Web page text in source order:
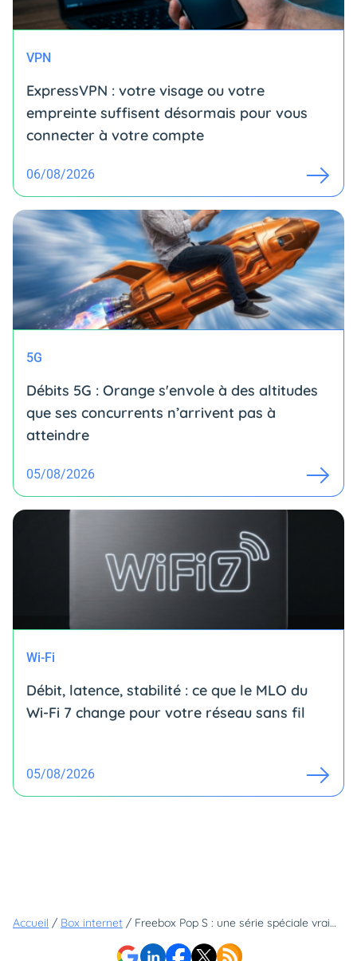
VPN
ExpressVPN : votre visage ou votre
empreinte suffisent désormais pour vous
connecter à votre compte
06/08/2026
5G
Débits 5G : Orange s'envole à des altitudes
que ses concurrents n’arrivent pas à
atteindre
05/08/2026
Wi-Fi
Débit, latence, stabilité : ce que le MLO du
Wi-Fi 7 change pour votre réseau sans fil
05/08/2026
Accueil / Box internet / Freebox Pop S : une série spéciale vraiment spéciale !